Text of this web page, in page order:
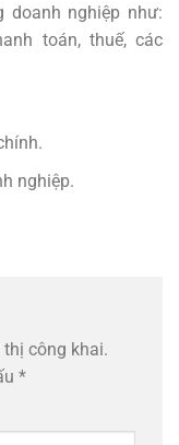
doanh nghiệp như:
toán, thuế, các
nghiệp.
công khai.
*